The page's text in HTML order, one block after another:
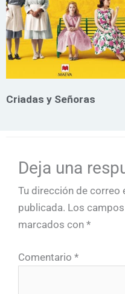
Criadas y Señoras
Deja una
Tu dirección de correo
publicada. Los
marcados con *
Comentario *